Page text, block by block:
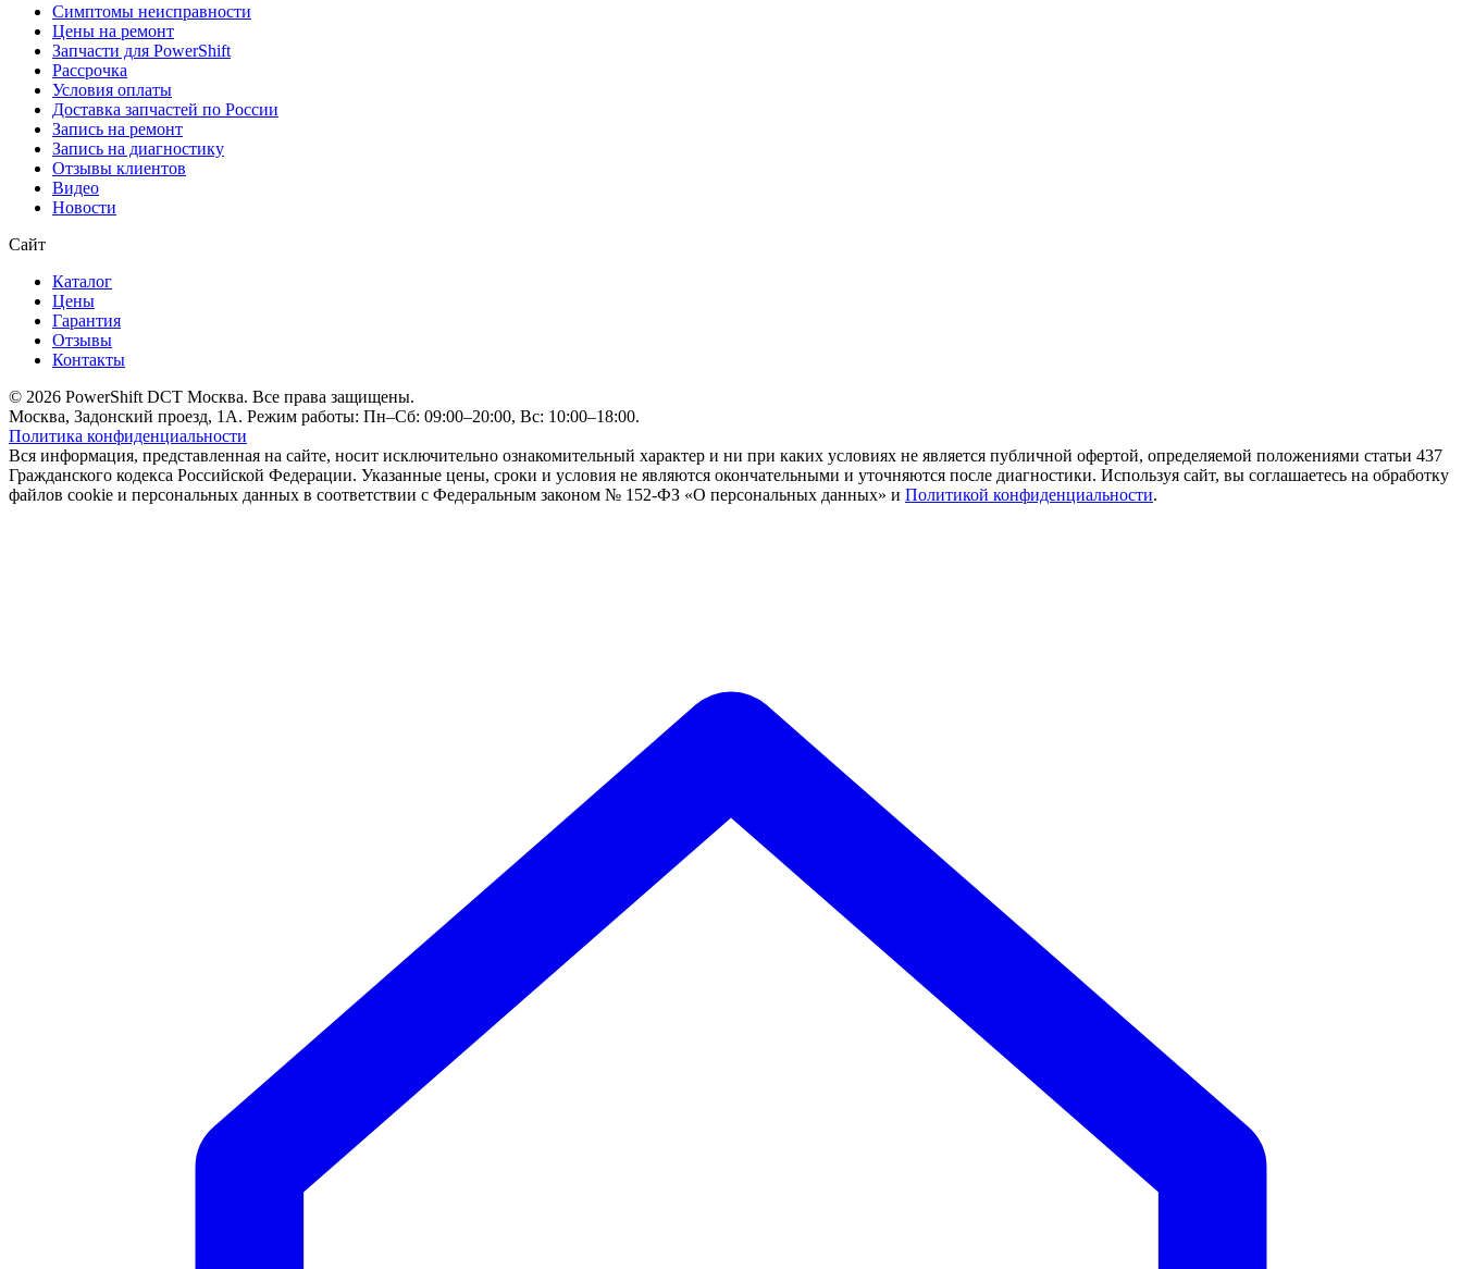
Симптомы неисправности
Цены на ремонт
Запчасти для PowerShift
Рассрочка
Условия оплаты
Доставка запчастей по России
Запись на ремонт
Запись на диагностику
Отзывы клиентов
Видео
Новости
Сайт
Каталог
Цены
Гарантия
Отзывы
Контакты
© 2026 PowerShift DCT Москва. Все права защищены.
Москва, Задонский проезд, 1А. Режим работы: Пн–Сб: 09:00–20:00, Вс: 10:00–18:00.
Политика конфиденциальности
Вся информация, представленная на сайте, носит исключительно ознакомительный характер и ни при каких условиях не является публичной офертой, определяемой положениями статьи 437
Гражданского кодекса Российской Федерации. Указанные цены, сроки и условия не являются окончательными и уточняются после диагностики. Используя сайт, вы соглашаетесь на обработку
файлов cookie и персональных данных в соответствии с Федеральным законом № 152-ФЗ «О персональных данных» и Политикой конфиденциальности.